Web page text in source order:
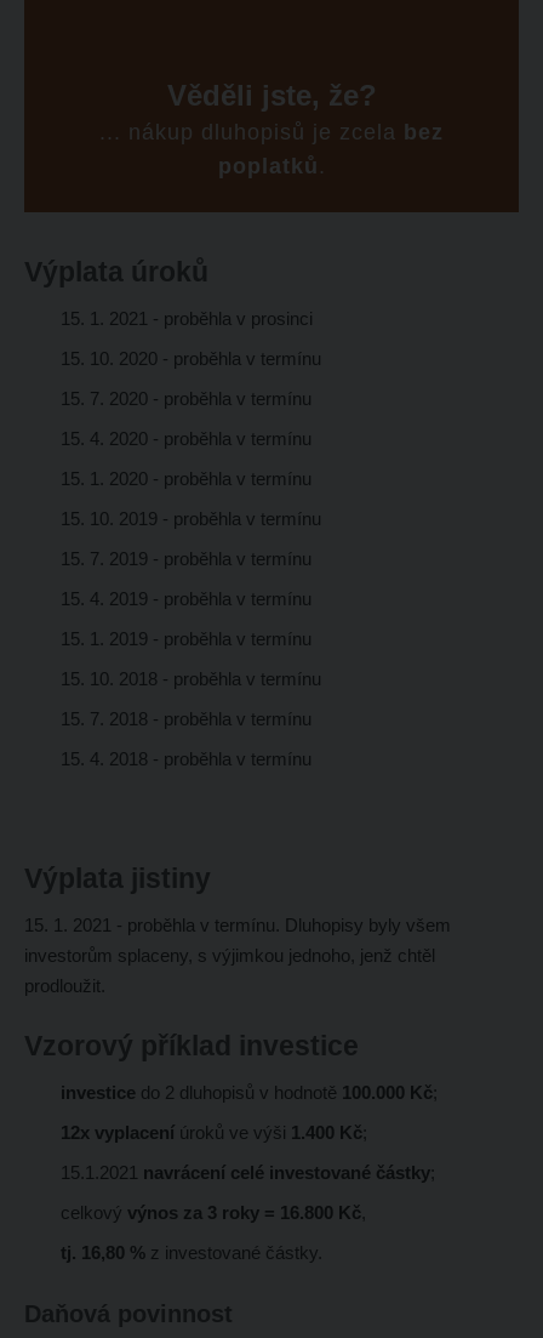
Věděli jste, že?
... nákup dluhopisů je zcela bez
poplatků .
Výplata úroků
15. 1. 2021 - proběhla v prosinci
15. 10. 2020 - proběhla v termínu
15. 7. 2020 - proběhla v termínu
15. 4. 2020 - proběhla v termínu
15. 1. 2020 - proběhla v termínu
15. 10. 2019 - proběhla v termínu
15. 7. 2019 - proběhla v termínu
15. 4. 2019 - proběhla v termínu
15. 1. 2019 - proběhla v termínu
15. 10. 2018 - proběhla v termínu
15. 7. 2018 - proběhla v termínu
15. 4. 2018 - proběhla v termínu
Výplata jistiny
15. 1. 2021 - proběhla v termínu. Dluhopisy byly všem
investorům splaceny, s výjimkou jednoho, jenž chtěl
prodloužit.
Vzorový příklad investice
investice do 2 dluhopisů v hodnotě 100.000 Kč;
12x vyplaceníúroků ve výši 1.400 Kč;
15.1.2021 navrácení celé investované částky;
celkový výnos za 3 roky = 16.800 Kč,
tj. 16,80 %z investované částky.
Daňová povinnost